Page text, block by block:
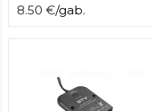
8.50 €/gab.